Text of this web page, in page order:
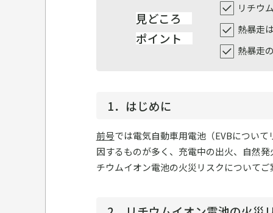
見どころ
ポイント
リチウ
熱暴走
熱暴走
1．はじめに
前号では電気自動車用電池（EVBについ
因するものが多く、充電中の出火、自然
チウムイオン電池の火災リスクについてご